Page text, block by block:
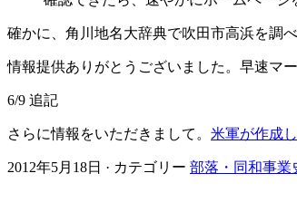
確かに、角川地名大辞典で吹田市高浜を調
情報提供ありがとうございました。早速マ
6/9 追記
さらに情報をいただきまして。 米軍が作成
2012年5月18日 · カテゴリー 部落・同和事業